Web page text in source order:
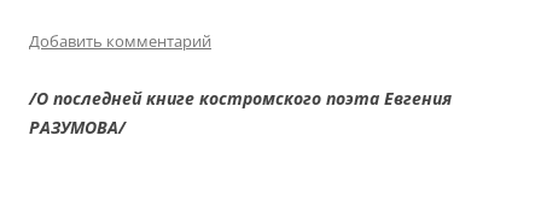
Добавить комментарий
/О последней книге костромского поэта Евгения
РАЗУМОВА/